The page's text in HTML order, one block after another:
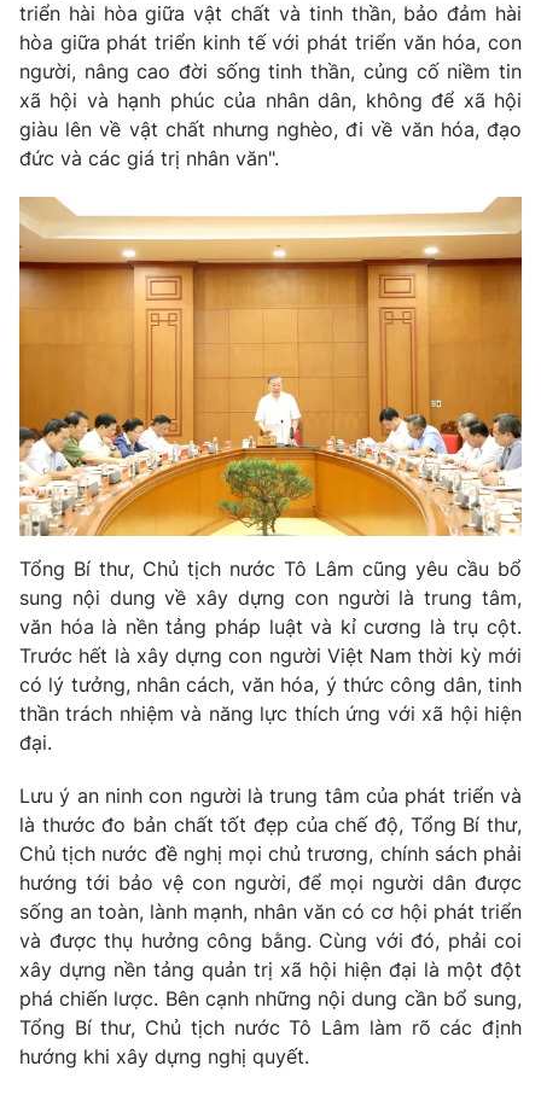
Thị trường 24h Tấm lòng Việt
VTV4 Vươn mình bằng AI
VTV9 VTV8
Liên hệ tòa soạn English
Theo dõi báo trên
Cơ quan báo chí:
Thời báo VTV
Giấy phép hoạt động báo in và báo điện tử số 483/GP-BTTTT
cấp ngày 29/12/2023
Tổng Biên tập:
Vũ Thanh Thủy
Phó Tổng Biên tập: Nguyễn Thị Mỹ Hạnh, Phạm Quốc Thắng,
Nguyễn Trọng Ninh
Ðiện thoại Thời báo VTV:024.66 897 897
Email:toasoan@vtv.vn
Liên hệ quảng cáo: 024-7300.7108
triển hài hòa giữa vật chất và tinh thần, bảo đảm hài
hòa giữa phát triển kinh tế với phát triển văn hóa, con
người, nâng cao đời sống tinh thần, củng cố niềm tin
xã hội và hạnh phúc của nhân dân, không để xã hội
giàu lên về vật chất nhưng nghèo, đi về văn hóa, đạo
đức và các giá trị nhân văn".
Tổng Bí thư, Chủ tịch nước Tô Lâm cũng yêu cầu bổ
sung nội dung về xây dựng con người là trung tâm,
văn hóa là nền tảng pháp luật và kỉ cương là trụ cột.
Trước hết là xây dựng con người Việt Nam thời kỳ mới
có lý tưởng, nhân cách, văn hóa, ý thức công dân, tinh
thần trách nhiệm và năng lực thích ứng với xã hội hiện
đại.
Lưu ý an ninh con người là trung tâm của phát triển và
là thước đo bản chất tốt đẹp của chế độ, Tổng Bí thư,
Chủ tịch nước đề nghị mọi chủ trương, chính sách phải
hướng tới bảo vệ con người, để mọi người dân được
sống an toàn, lành mạnh, nhân văn có cơ hội phát triển
và được thụ hưởng công bằng. Cùng với đó, phải coi
xây dựng nền tảng quản trị xã hội hiện đại là một đột
phá chiến lược. Bên cạnh những nội dung cần bổ sung,
Tổng Bí thư, Chủ tịch nước Tô Lâm làm rõ các định
hướng khi xây dựng nghị quyết.